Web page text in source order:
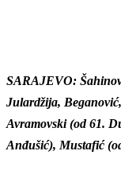
SARAJEVO:
Julardžija,
Avramovski (od 61.
Anđušić), Mustafić